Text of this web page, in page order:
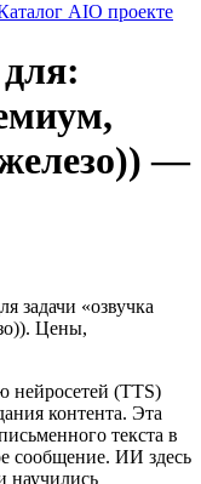
AIО проекте
—
задачи «озвучка
Цены,
нейросетей (TTS)
контента. Эта
текста в
сообщение. ИИ здесь
научились